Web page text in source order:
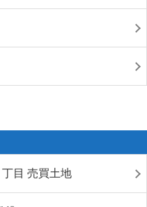
丁目 売買土地